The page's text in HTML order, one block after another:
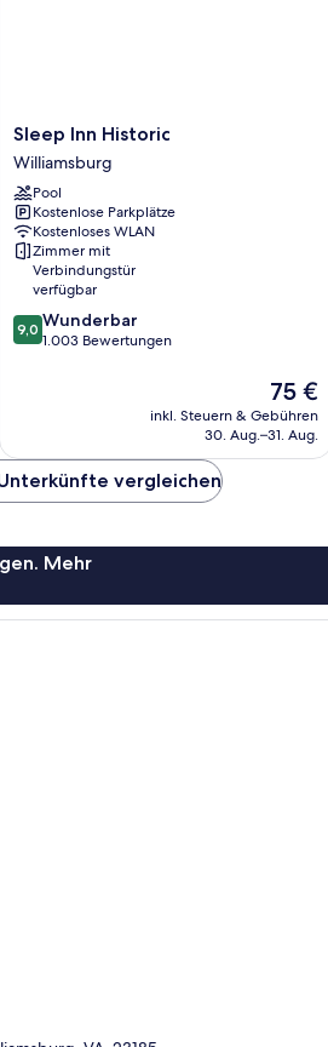
Sleep
Inn
Historic
Williamsburg
Sleep Inn Historic
Williamsburg
Pool
Kostenlose Parkplätze
Kostenloses WLAN
Zimmer mit
Verbindungstür
verfügbar
9.0
von
9,0 Wunderbar
1.003 Bewertungen
Der
Preis
beträgt
75 €
inkl. Steuern & Gebühren
30. Aug.–31. Aug.
vergleichen
Mehr